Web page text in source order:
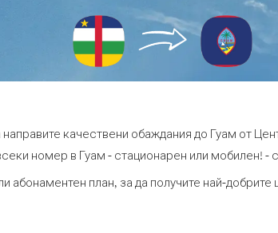
качествени обаждания до Гуам от
номер в Гуам - стационарен или мобилен! -
абонаментен план, за да получите най-